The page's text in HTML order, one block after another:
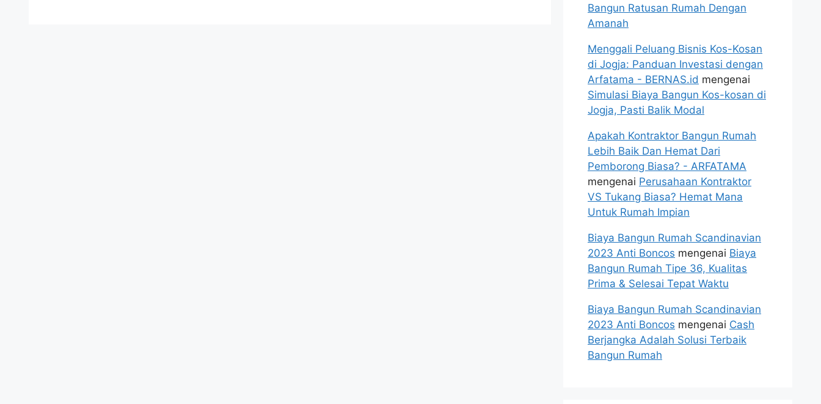
Bangun Ratusan Rumah Dengan
Amanah
Menggali Peluang Bisnis Kos-Kosan
di Jogja: Panduan Investasi dengan
Arfatama - BERNAS.id mengenai
Simulasi Biaya Bangun Kos-kosan di
Jogja, Pasti Balik Modal
Apakah Kontraktor Bangun Rumah
Lebih Baik Dan Hemat Dari
Pemborong Biasa? - ARFATAMA
mengenai Perusahaan Kontraktor
VS Tukang Biasa? Hemat Mana
Untuk Rumah Impian
Biaya Bangun Rumah Scandinavian
2023 Anti Boncos mengenai Biaya
Bangun Rumah Tipe 36, Kualitas
Prima & Selesai Tepat Waktu
Biaya Bangun Rumah Scandinavian
2023 Anti Boncos mengenai Cash
Berjangka Adalah Solusi Terbaik
Bangun Rumah